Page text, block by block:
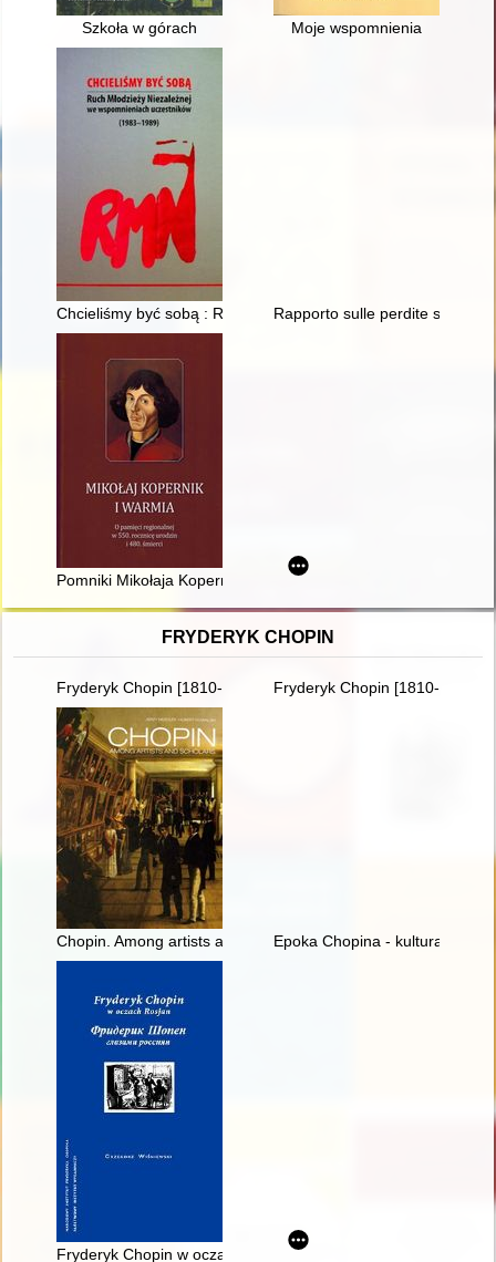
Szkoła w górach Moje wspomnienia
Chcieliśmy być sobą : Ruch Młodzieży Niezależnej we
Rapporto sulle perdite subite
Pomniki Mikołaja Kopernika we Fromborku
FRYDERYK CHOPIN
Fryderyk Chopin [1810-1949] Fryderyk Chopin [1810-1849] i
Chopin. Among artists and scholarsEpoka Chopina - kultura
Fryderyk Chopin w oczach Rosjan. Antologia. Friderik źopen